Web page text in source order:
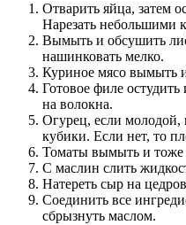
Отварить яйца, затем
Нарезать небольшими
Вымыть и обсушить
нашинковать мелко.
Куриное мясо вымыть
Готовое филе
на волокна.
Огурец, если
кубики. Если нет, то
Томаты вымыть и тоже
С маслин слить
Натереть сыр на
Соединить все
сбрызнуть маслом.